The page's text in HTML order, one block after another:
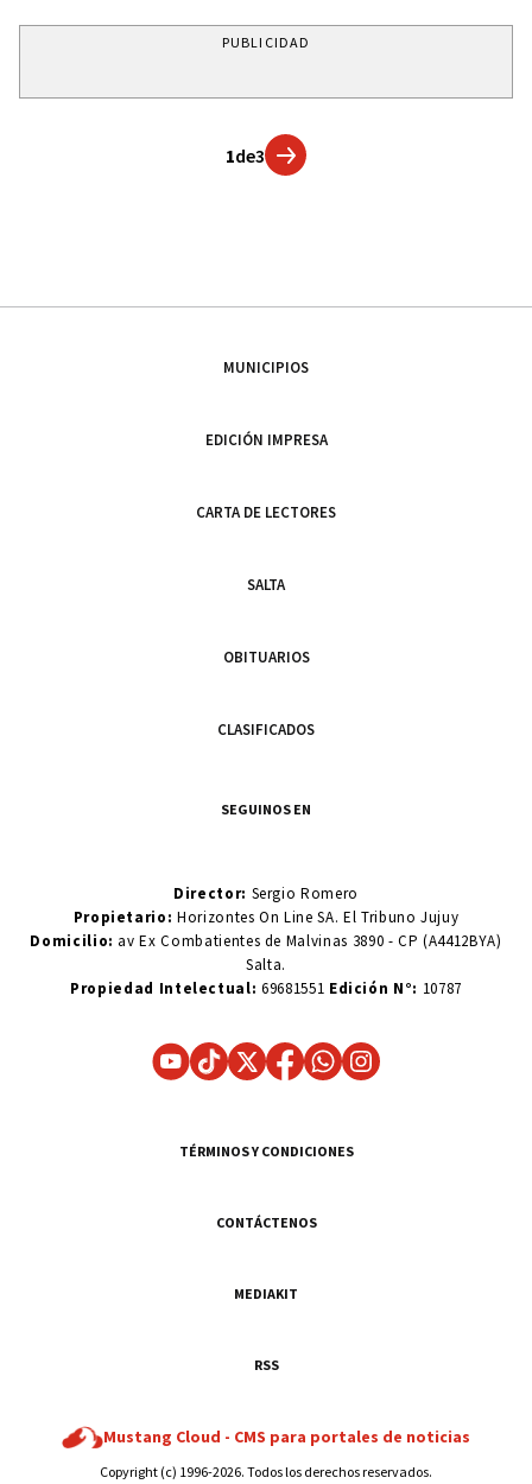
PUBLICIDAD
1de3
MUNICIPIOS
EDICIÓN IMPRESA
CARTA DE LECTORES
SALTA
OBITUARIOS
CLASIFICADOS
SEGUINOS EN
Director: Sergio Romero
Propietario:Horizontes On Line SA. El Tribuno Jujuy
Domicilio: av Ex Combatientes de Malvinas 3890 - CP (A4412BYA)
Salta.
Propiedad Intelectual: 69681551 Edición N°: 10787
TÉRMINOS Y CONDICIONES
CONTÁCTENOS
MEDIAKIT
RSS
Mustang Cloud - CMS para portales de noticias
Copyright (c) 1996-2026. Todos los derechos reservados.